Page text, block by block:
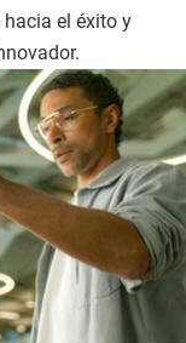
hacia el éxito y